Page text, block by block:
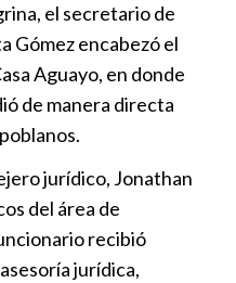
el secretario de
Gómez encabezó el
Aguayo, en donde
de manera directa
jurídico, Jonathan
del área de
recibió
jurídica,